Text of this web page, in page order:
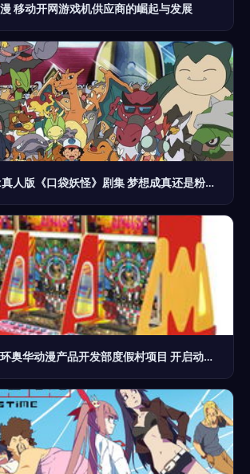
移动开网游戏机供应商的崛起与发展
传闻中的Netflix真人版《口袋妖怪》剧集 梦想成真还是粉丝的幻影？
广州市番禺区东环奥华动漫产品开发部度假村项目 开启动漫主题加盟新纪元